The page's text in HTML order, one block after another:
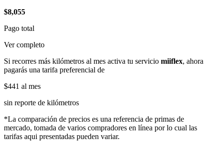
$8,055
Pago total
Ver completo
Si recorres más kilómetros al mes activa tu servicio miiflex, ahora
pagarás una tarifa preferencial de
$441 al mes
sin reporte de kilómetros
*La comparación de precios es una referencia de primas de
mercado, tomada de varios compradores en línea por lo cual las
tarifas aqui presentadas pueden variar.